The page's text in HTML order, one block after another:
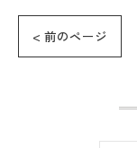
< 前のページ